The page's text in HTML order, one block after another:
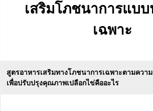
เสริมโภชนาการแบ
เฉพาะ
สูตรอาหารเสริมทางโภชนาการเฉพาะตามควา
เพื่อปรับปรุงคุณภาพเปลือกไข่คืออะไร